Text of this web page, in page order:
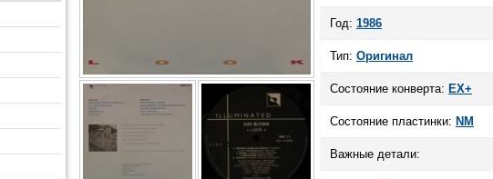
Год: 1986
Тип: Оригинал
Состояние конверта: EX+
Состояние пластинки: NM
Важные детали: